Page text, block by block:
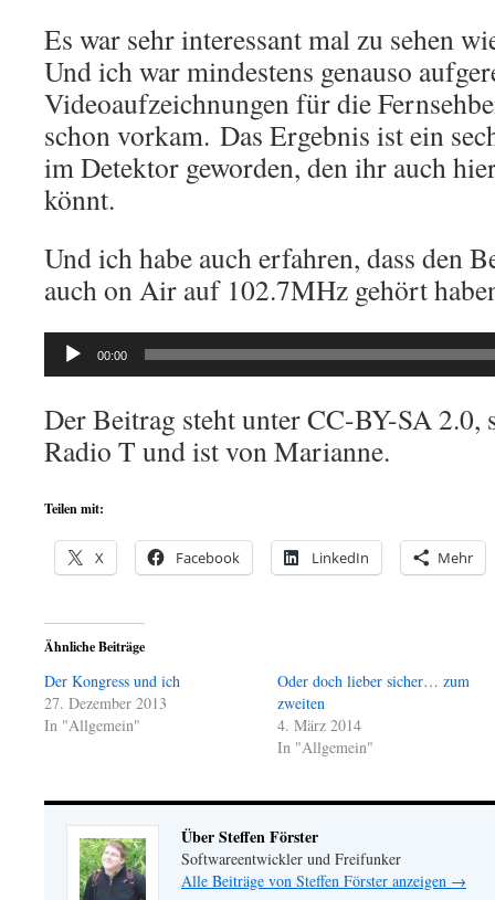
Es war sehr interessant mal zu sehen
Und ich war mindestens genauso
Videoaufzeichnungen für die
schon vorkam. Das Ergebnis ist ein
im Detektor geworden, den ihr auch
könnt.
Und ich habe auch erfahren, dass den
auch on Air auf 102.7MHz gehört
Audio-
00:00
Der Beitrag steht unter CC-BY-SA 2.0,
Radio T und ist von Marianne.
Teilen mit:
X Facebook LinkedIn Mehr
Ähnliche Beiträge
Der Kongress und ich
27. Dezember 2013
In "Allgemein"
Oder doch lieber sicher… zum
zweiten
4. März 2014
In "Allgemein"
Über Steffen Förster
Softwareentwickler und Freifunker
Alle Beiträge von Steffen Förster anzeigen →